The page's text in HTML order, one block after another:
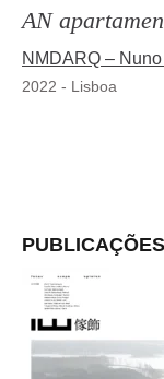
AN
NMDARQ –
2022 - Lisboa